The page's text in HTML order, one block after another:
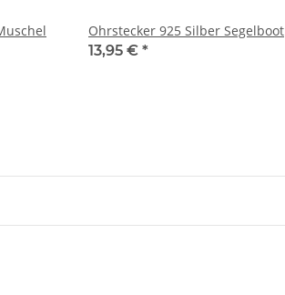
Ohrstecker 925 Silber Segelboot
13,95 € *